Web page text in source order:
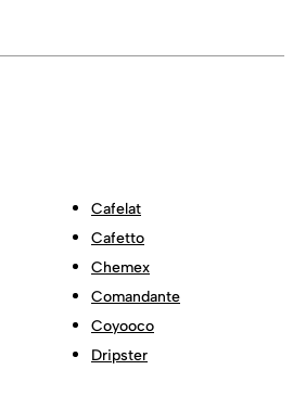
Cafelat
Cafetto
Chemex
Comandante
Coyooco
Dripster